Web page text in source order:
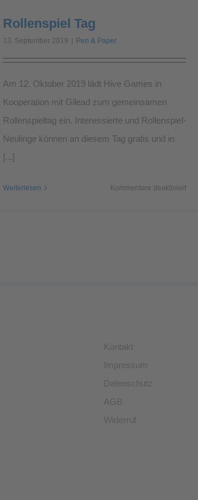
Rollenspiel Tag
13. September 2019 Pen & Paper
Am 12. Oktober 2019 lädt Hive Games in
Kooperation mit Gilead zum gemeinsamen
Rollenspieltag ein. Interessierte und Rollenspiel-
Neulinge können an diesem Tag gratis und in
[...]
Weiterlesen Kommentare deaktiviertfür
Kontakt
Impressum
Datenschutz
AGB
Widerruf